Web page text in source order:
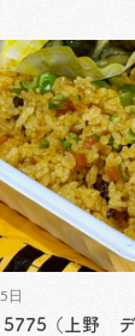
日
5775（上野